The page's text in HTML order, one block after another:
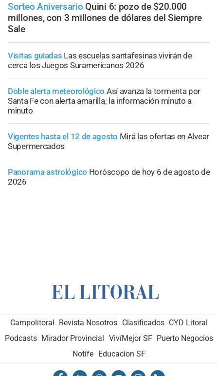
Sorteo Aniversario Quini 6: pozo de $20.000
millones, con 3 millones de dólares del Siempre
Sale
Visitas guiadas Las escuelas santafesinas vivirán de
cerca los Juegos Suramericanos 2026
Doble alerta meteorológico Así avanza la tormenta por
Santa Fe con alerta amarilla; la información minuto a
minuto
Vigentes hasta el 12 de agosto Mirá las ofertas en Alvear
Supermercados
Panorama astrológico Horóscopo de hoy 6 de agosto de
2026
Campolitoral Revista Nosotros Clasificados CYD Litoral
Podcasts Mirador Provincial VivíMejor SF Puerto Negocios
Notife Educacion SF